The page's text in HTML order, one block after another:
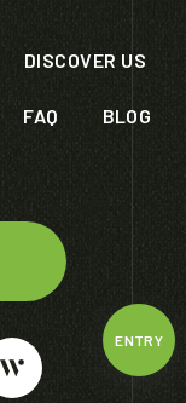
ENTRY
DISCOVER US
FAQ BLOG